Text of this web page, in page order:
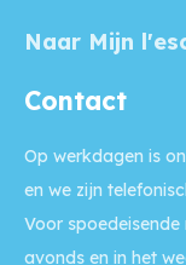
Naar Mijn
Contact
Op werkdagen is
en we zijn
Voor
avonds en in het